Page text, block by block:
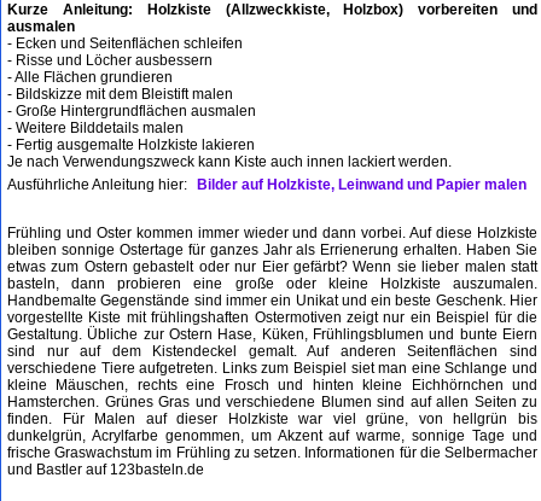
Kurze Anleitung: Holzkiste (Allzweckkiste, Holzbox) vorbereiten und
ausmalen
- Ecken und Seitenflächen schleifen
- Risse und Löcher ausbessern
- Alle Flächen grundieren
- Bildskizze mit dem Bleistift malen
- Große Hintergrundflächen ausmalen
- Weitere Bilddetails malen
- Fertig ausgemalte Holzkiste lakieren
Je nach Verwendungszweck kann Kiste auch innen lackiert werden.
Ausführliche Anleitung hier:
Bilder auf Holzkiste, Leinwand und Papier malen
Frühling und Oster kommen immer wieder und dann vorbei. Auf diese Holzkiste
bleiben sonnige Ostertage für ganzes Jahr als Errienerung erhalten. Haben Sie
etwas zum Ostern gebastelt oder nur Eier gefärbt? Wenn sie lieber malen statt
basteln, dann probieren eine große oder kleine Holzkiste auszumalen.
Handbemalte Gegenstände sind immer ein Unikat und ein beste Geschenk. Hier
vorgestellte Kiste mit frühlingshaften Ostermotiven zeigt nur ein Beispiel für die
Gestaltung. Übliche zur Ostern Hase, Küken, Frühlingsblumen und bunte Eiern
sind nur auf dem Kistendeckel gemalt. Auf anderen Seitenflächen sind
verschiedene Tiere aufgetreten. Links zum Beispiel siet man eine Schlange und
kleine Mäuschen, rechts eine Frosch und hinten kleine Eichhörnchen und
Hamsterchen. Grünes Gras und verschiedene Blumen sind auf allen Seiten zu
finden. Für Malen auf dieser Holzkiste war viel grüne, von hellgrün bis
dunkelgrün, Acrylfarbe genommen, um Akzent auf warme, sonnige Tage und
frische Graswachstum im Frühling zu setzen. Informationen für die Selbermacher
und Bastler auf 123basteln.de